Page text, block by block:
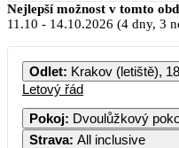
Nejlepší možnost v tomto
11.10 - 14.10.2026 (4 dny, 3
Odlet: Krakov (letiště),
Letový řád
Pokoj: Dvoulůžkový
Strava: All inclusive